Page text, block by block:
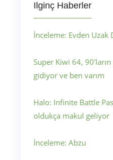
Ilginç Haberler
İnceleme: Evden Uzak
Super Kiwi 64,
gidiyor ve ben varım
Halo: Infinite Battle
oldukça makul geliyor
İnceleme: Abzu